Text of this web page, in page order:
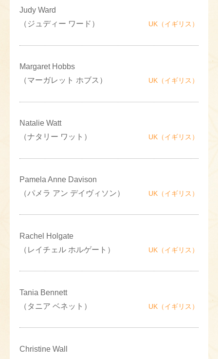
Judy Ward
（ジュディー ワード）
UK（イギリス）
Margaret Hobbs
（マーガレット ホブス）
UK（イギリス）
Natalie Watt
（ナタリー ワット）
UK（イギリス）
Pamela Anne Davison
（パメラ アン デイヴィソン）
UK（イギリス）
Rachel Holgate
（レイチェル ホルゲート）
UK（イギリス）
Tania Bennett
（タニア ベネット）
UK（イギリス）
Christine Wall